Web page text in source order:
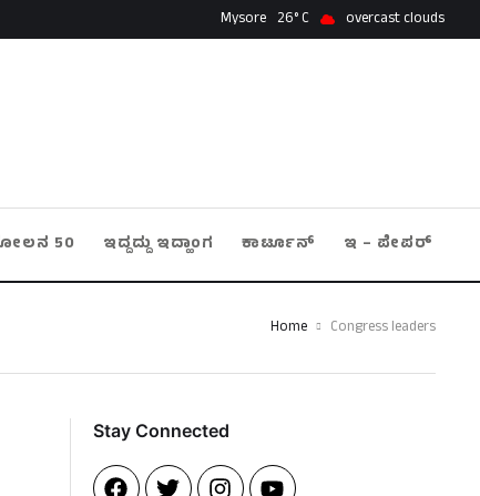
Mysore 26 overcast clouds
50 ಇದ್ದದ್ದು ಇದ್ಹಾಂಗ ಕಾರ್ಟೂನ್ ಇ – ಪೇಪರ್
Home Congress leaders
Stay Connected​